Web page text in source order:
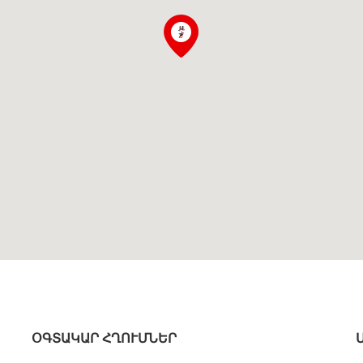
ՕԳՏԱԿԱՐ ՀՂՈՒՄՆԵՐ